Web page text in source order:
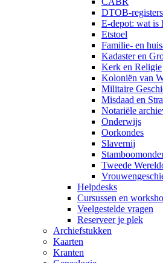
DTOB-registers
E-depot: wat is
Etstoel
Familie- en
Kadaster en
Kerk en Religie
Koloniën van
Militaire
Misdaad en
Notariële
Onderwijs
Oorkondes
Slavernij
Tweede
Helpdesks
Cursussen en
Veelgestelde vragen
Reserveer je plek
Archiefstukken
Kaarten
Kranten